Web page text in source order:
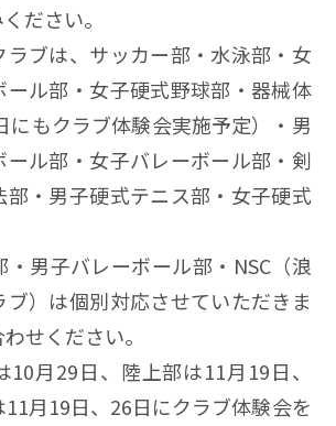
ださい。
ラブは、サッカー部・水泳部・女
ール部・女子硬式野球部・器械体
にもクラブ体験会実施予定）・男
ール部・女子バレーボール部・剣
部・男子硬式テニス部・女子硬式
男子バレーボール部・NSC（浪
）は個別対応させていただきま
せください。
10月29日、陸上部は11月19日、
11月19日、26日にクラブ体験会を